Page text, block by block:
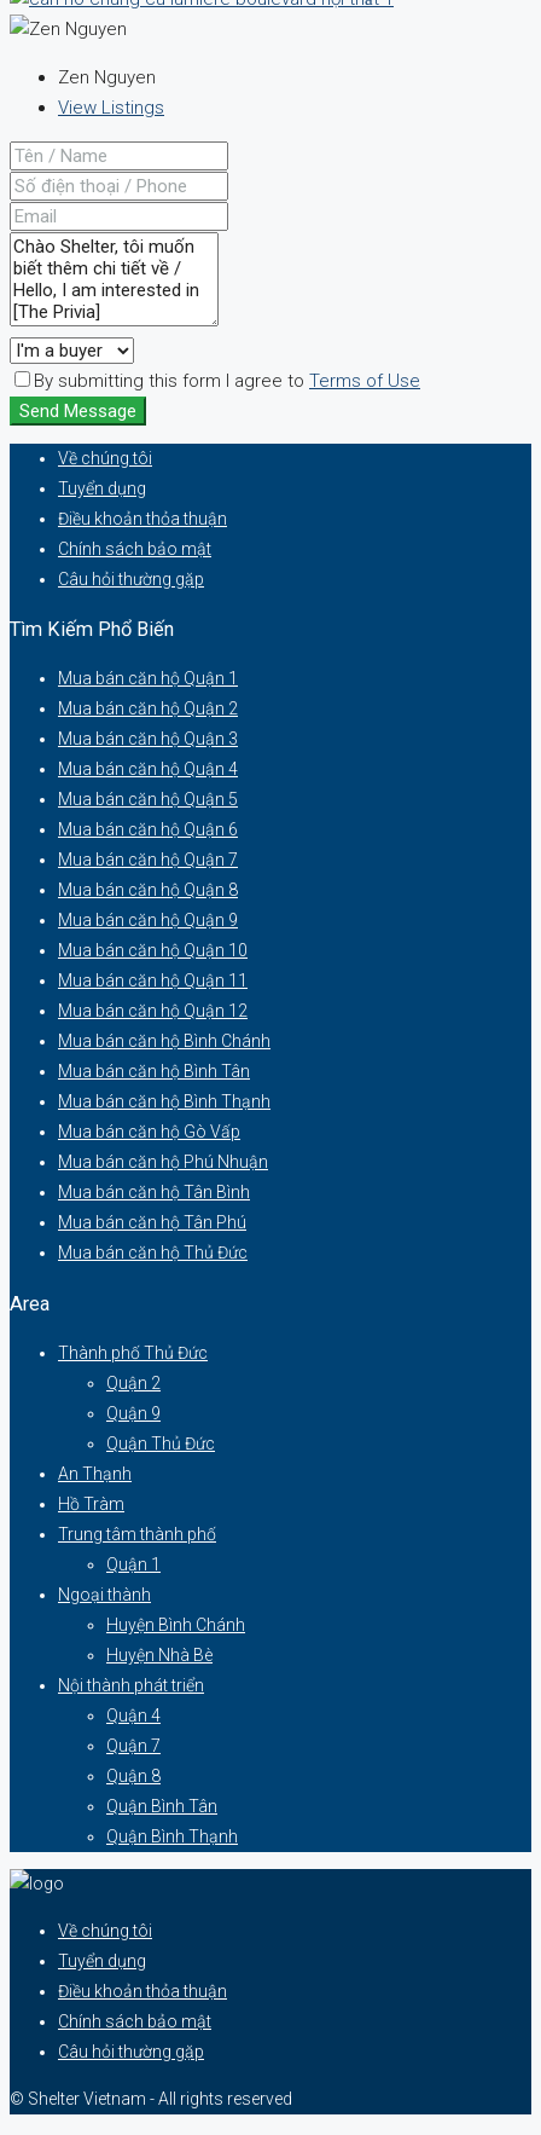
Zen Nguyen
View Listings
By submitting this form I agree to Terms of Use
Send Message
Về chúng tôi
Tuyển dụng
Điều khoản thỏa thuận
Chính sách bảo mật
Câu hỏi thường gặp
Tìm Kiếm Phổ Biến
Mua bán căn hộ Quận 1
Mua bán căn hộ Quận 2
Mua bán căn hộ Quận 3
Mua bán căn hộ Quận 4
Mua bán căn hộ Quận 5
Mua bán căn hộ Quận 6
Mua bán căn hộ Quận 7
Mua bán căn hộ Quận 8
Mua bán căn hộ Quận 9
Mua bán căn hộ Quận 10
Mua bán căn hộ Quận 11
Mua bán căn hộ Quận 12
Mua bán căn hộ Bình Chánh
Mua bán căn hộ Bình Tân
Mua bán căn hộ Bình Thạnh
Mua bán căn hộ Gò Vấp
Mua bán căn hộ Phú Nhuận
Mua bán căn hộ Tân Bình
Mua bán căn hộ Tân Phú
Mua bán căn hộ Thủ Đức
Area
Thành phố Thủ Đức
Quận 2
Quận 9
Quận Thủ Đức
An Thạnh
Hồ Tràm
Trung tâm thành phố
Quận 1
Ngoại thành
Huyện Bình Chánh
Huyện Nhà Bè
Nội thành phát triển
Quận 4
Quận 7
Quận 8
Quận Bình Tân
Quận Bình Thạnh
Về chúng tôi
Tuyển dụng
Điều khoản thỏa thuận
Chính sách bảo mật
Câu hỏi thường gặp
© Shelter Vietnam - All rights reserved